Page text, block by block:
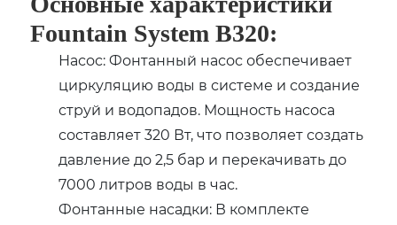
Fountain System B320:
Насос: Фонтанный насос обеспечивает
циркуляцию воды в системе и создание
струй и водопадов. Мощность насоса
составляет 320 Вт, что позволяет создать
давление до 2,5 бар и перекачивать до
7000 литров воды в час.
Фонтанные насадки: В комплекте